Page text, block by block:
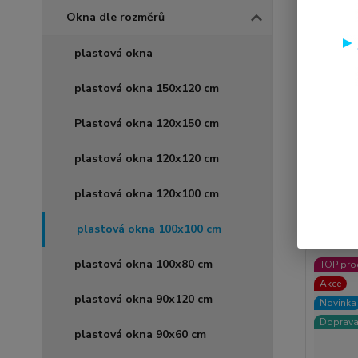
Okna dle rozměrů
plastová okna
plastová okna 150x120 cm
Plastová okna 120x150 cm
plastová okna 120x120 cm
plastová okna 120x100 cm
plastová okna 100x100 cm
plastová okna 100x80 cm
plastová okna 90x120 cm
plastová okna 90x60 cm
TOP
Akce
Novinka